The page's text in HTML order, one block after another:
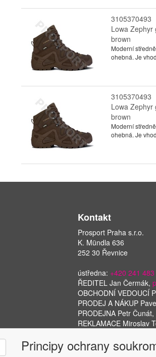
3105370493
Lowa Zephyr
brown
Moderní
ohebná. Je
3105370493
Lowa Zephyr
brown
Moderní
ohebná. Je
Kontakt
Prosport Praha s.r.o.
K. Mündla 636
252 30 Řevnice
ústředna: +420 241
ŘEDITEL Jan Čermák,
OBCHODNÍ VEDOUCÍ
PRODEJ A NÁKUP
PRODEJNA Petr Čunát,
REKLAMACE Miroslav
Principy ochrany